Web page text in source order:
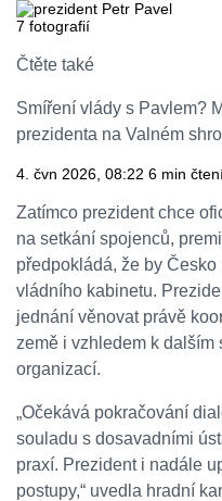
7 fotografií
Čtěte také
Smíření vlády s Pavlem?
prezidenta na Valném
4. čvn 2026, 08:22 6 min
Zatímco prezident chce
na setkání spojenců,
předpokládá, že by
vládního kabinetu.
jednání věnovat právě
země i vzhledem k dalším
organizací.
„Očekává pokračování
souladu s dosavadními
praxí. Prezident i nadále
postupy,“ uvedla hradní